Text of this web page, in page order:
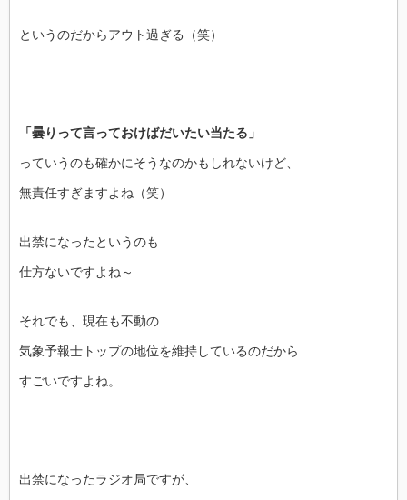
というのだからアウト過ぎる（笑）
「曇りって言っておけばだいたい当たる」
っていうのも確かにそうなのかもしれないけど、
無責任すぎますよね（笑）
出禁になったというのも
仕方ないですよね～
それでも、現在も不動の
気象予報士トップの地位を維持しているのだから
すごいですよね。
出禁になったラジオ局ですが、